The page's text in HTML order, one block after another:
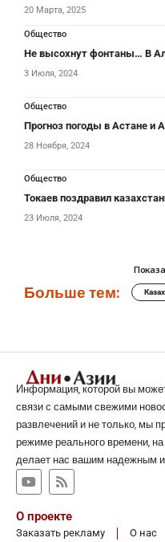
20 Марта, 2025
Общество
Не высохнут фонтаны… В
3 Июля, 2024
Общество
Прогноз погоды в Астане
28 Ноября, 2024
Общество
Токаев поздравил
23 Июля, 2024
Больше тем:
Информация, которой вы
связи с самыми свежими
развлечений и не только, мы
режиме реального времени,
делает нас вашим надежным
О проекте
Заказать рекламу О нас